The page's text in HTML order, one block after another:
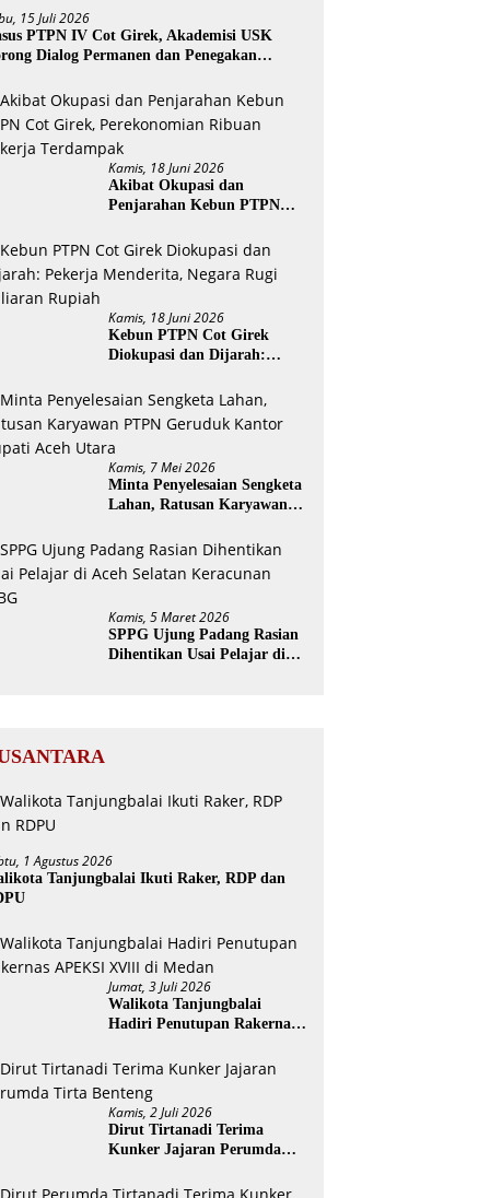
15 Juli 2026
PTPN IV Cot Girek, Akademisi USK
Dialog Permanen dan Penegakan
Kamis, 18 Juni 2026
Akibat Okupasi dan
Penjarahan Kebun PTPN
Ribuan Pekerja Terdampak
Kamis, 18 Juni 2026
Kebun PTPN Cot Girek
Diokupasi dan Dijarah:
Rugi Miliaran Rupiah
Kamis, 7 Mei 2026
Minta Penyelesaian Sengketa
Lahan, Ratusan Karyawan
Bupati Aceh Utara
Kamis, 5 Maret 2026
SPPG Ujung Padang Rasian
Dihentikan Usai Pelajar di
1 Agustus 2026
Tanjungbalai Ikuti Raker, RDP dan
Jumat, 3 Juli 2026
Walikota Tanjungbalai
Hadiri Penutupan Rakernas
Kamis, 2 Juli 2026
Dirut Tirtanadi Terima
Kunker Jajaran Perumda